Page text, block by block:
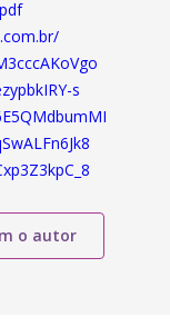
s
o autor